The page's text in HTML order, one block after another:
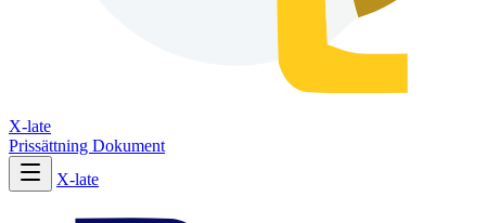
X-late
Prissättning Dokument
X-late